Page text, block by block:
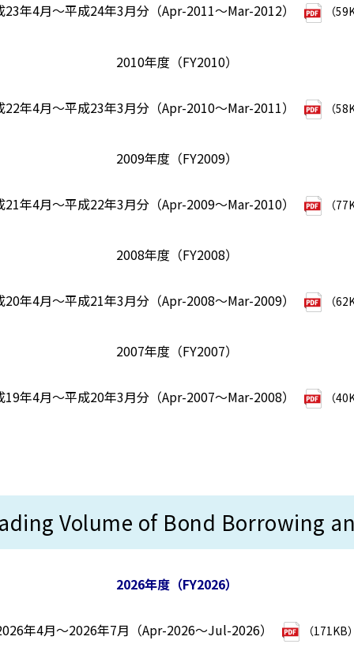
23年4月～平成24年3月分（Apr-2011～Mar-2012） （
2010年度（FY2010）
22年4月～平成23年3月分（Apr-2010～Mar-2011） （
2009年度（FY2009）
21年4月～平成22年3月分（Apr-2009～Mar-2010） （
2008年度（FY2008）
20年4月～平成21年3月分（Apr-2008～Mar-2009） （
2007年度（FY2007）
19年4月～平成20年3月分（Apr-2007～Mar-2008） （
Volume of Bond Borrowing
2026年度（FY2026）
年4月～2026年7月（Apr-2026～Jul-2026） （171KB